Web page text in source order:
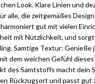
Look. Klare Linien und
alle, die zeitgemäßes
gut mit vielen
mit Nützlichkeit, und
Samtige Textur: Genieße
dem weichen Gefühl
des Samtstoffs macht dein
Rückzugsort und passt gut